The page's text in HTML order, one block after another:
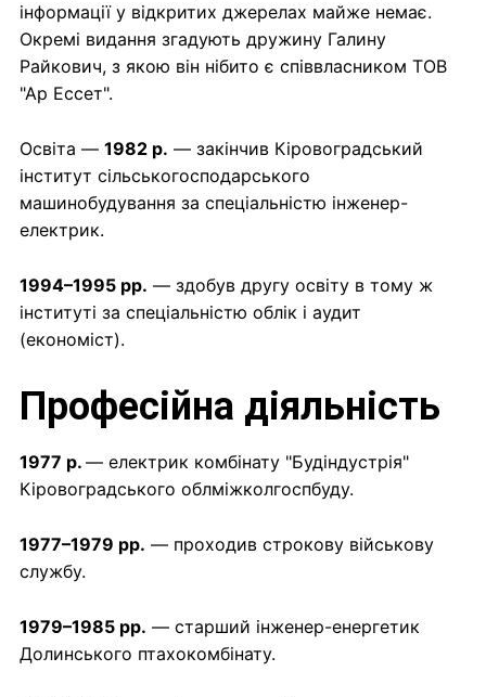
інформації у відкритих джерелах майже немає.
Окремі видання згадують дружину Галину
Райкович, з якою він нібито є співвласником ТОВ
"Ар Ессет".
Освіта — 1982 р. — закінчив Кіровоградський
інститут сільськогосподарського
машинобудування за спеціальністю інженер-
електрик.
1994–1995 рр. — здобув другу освіту в тому ж
інституті за спеціальністю облік і аудит
(економіст).
Професійна діяльність
1977 р. — електрик комбінату "Будіндустрія"
Кіровоградського облміжколгоспбуду.
1977–1979 рр. — проходив строкову військову
службу.
1979–1985 рр. — старший інженер-енергетик
Долинського птахокомбінату.